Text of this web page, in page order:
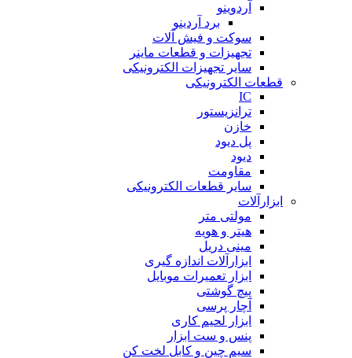
آردوینو
برد آردینو
سوکت و فیش آلات
تجهیزات و قطعات ماینر
سایر تجهیزات الکترونیکی
قطعات الکترونیکی
IC
ترانزیستور
خازن
پل دیود
دیود
مقاومت
سایر قطعات الکترونیکی
ابزارآلات
مولتی متر
هیتر و هویه
مینی دریل
ابزارآلات اندازه گیری
ابزار تعمیرات موبایل
پیچ گوشتی
آچار پرسی
ابزار لحیم کاری
پنس و ست ابزار
سیم چین و کابل لخت کن